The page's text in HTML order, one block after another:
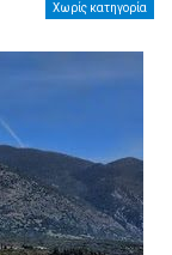
Χωρίς κατηγορία